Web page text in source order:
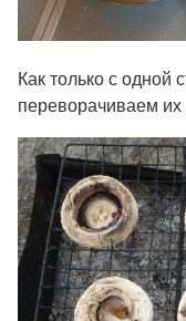
Как только с одной
переворачиваем их